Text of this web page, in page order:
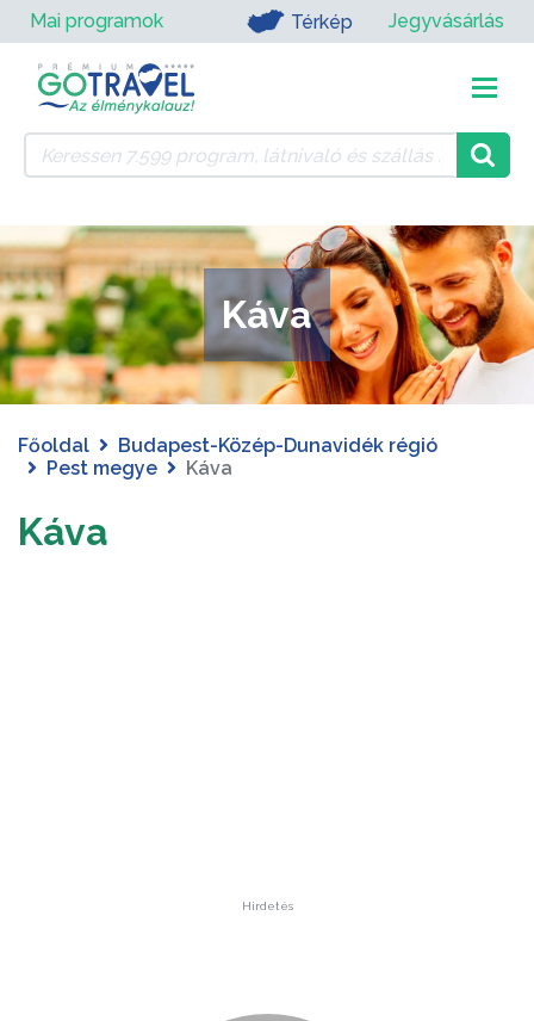
Mai programok Térkép Jegyvásárlás
Káva
Főoldal
Budapest-Közép-Dunavidék régió
Pest megye
Káva
Káva
Hirdetés